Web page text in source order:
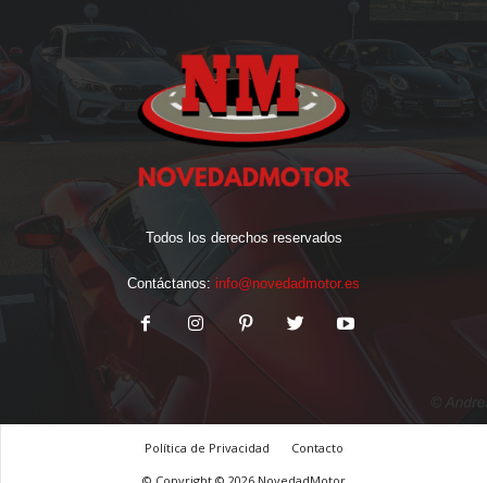
Todos los derechos reservados
Contáctanos: info@novedadmotor.es
Política de Privacidad
Contacto